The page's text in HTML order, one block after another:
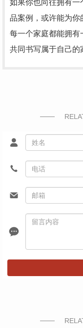
如果你也向往拥有一
品案例，或许能为你
每一个家庭都能拥有
共同书写属于自己的